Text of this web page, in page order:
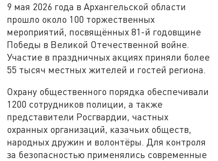
9 мая 2026 года в Архангельской области
прошло около 100 торжественных
мероприятий, посвящённых 81-й годовщине
Победы в Великой Отечественной войне.
Участие в праздничных акциях приняли более
55 тысяч местных жителей и гостей региона.
Охрану общественного порядка обеспечивали
1200 сотрудников полиции, а также
представители Росгвардии, частных
охранных организаций, казачьих обществ,
народных дружин и волонтёры. Для контроля
за безопасностью применялись современные